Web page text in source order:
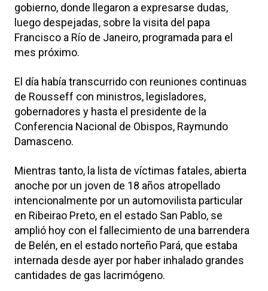
gobierno, donde llegaron a expresarse dudas,
luego despejadas, sobre la visita del papa
Francisco a Río de Janeiro, programada para el
mes próximo.
El día había transcurrido con reuniones continuas
de Rousseff con ministros, legisladores,
gobernadores y hasta el presidente de la
Conferencia Nacional de Obispos, Raymundo
Damasceno.
Mientras tanto, la lista de víctimas fatales, abierta
anoche por un joven de 18 años atropellado
intencionalmente por un automovilista particular
en Ribeirao Preto, en el estado San Pablo, se
amplió hoy con el fallecimiento de una barrendera
de Belén, en el estado norteño Pará, que estaba
internada desde ayer por haber inhalado grandes
cantidades de gas lacrimógeno.